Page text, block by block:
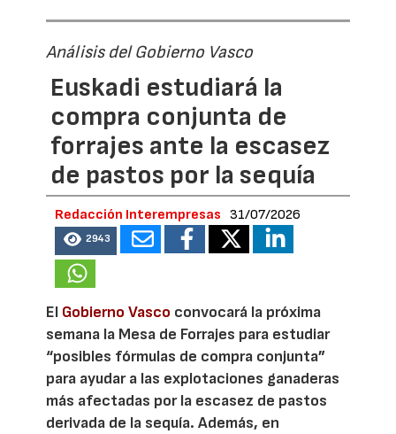
Análisis del Gobierno Vasco
Euskadi estudiará la
compra conjunta de
forrajes ante la escasez
de pastos por la sequía
Redacción Interempresas 31/07/2026
2943
El Gobierno Vasco convocará la próxima
semana la Mesa de Forrajes para estudiar
“posibles fórmulas de compra conjunta”
para ayudar a las explotaciones ganaderas
más afectadas por la escasez de pastos
derivada de la sequía. Además, en